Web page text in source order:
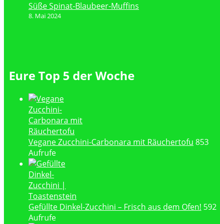
Süße Spinat-Blaubeer-Muffins
8. Mai 2024
Eure Top 5 der Woche
Vegane Zucchini-Carbonara mit Räuchertofu 853
Aufrufe
Gefüllte Dinkel-Zucchini – Frisch aus dem Ofen! 592
Aufrufe